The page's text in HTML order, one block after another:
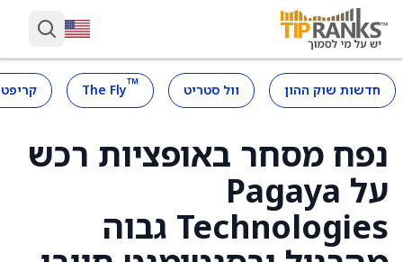
חדשות שוק ההון וול סטריט ™
The Fly
נפח מסחר באופציות רכש
על Pagaya
Technologies גבוה